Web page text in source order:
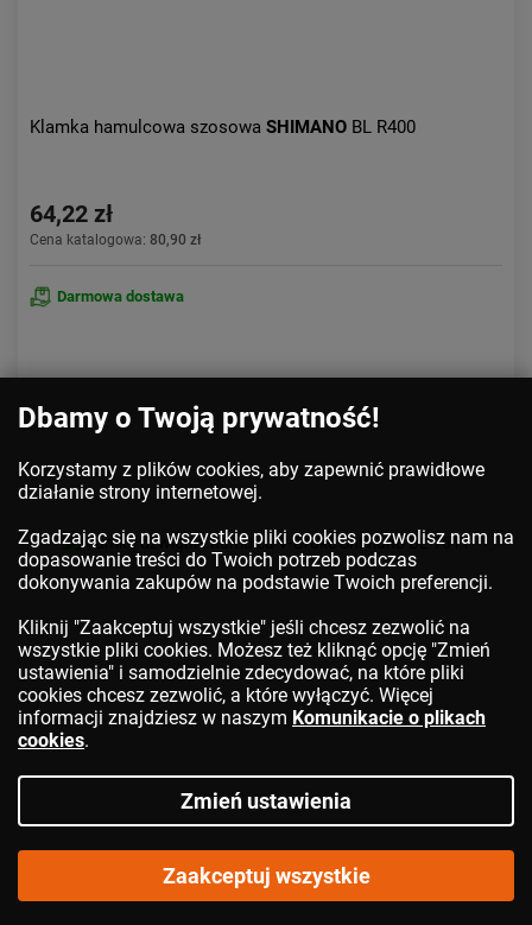
Klamka hamulcowa szosowa SHIMANO BL R400
64,22 zł
Cena katalogowa: 80,90 zł
Darmowa dostawa
DO KOSZYKA
Dbamy o Twoją prywatność!
Korzystamy z plików cookies, aby zapewnić prawidłowe
działanie strony internetowej.
Zgadzając się na wszystkie pliki cookies pozwolisz nam na
dopasowanie treści do Twoich potrzeb podczas
dokonywania zakupów na podstawie Twoich preferencji.
Kliknij "Zaakceptuj wszystkie" jeśli chcesz zezwolić na
wszystkie pliki cookies. Możesz też kliknąć opcję "Zmień
ustawienia" i samodzielnie zdecydować, na które pliki
cookies chcesz zezwolić, a które wyłączyć. Więcej
informacji znajdziesz w naszym Komunikacie o plikach
cookies.
Zmień ustawienia
Zaakceptuj wszystkie